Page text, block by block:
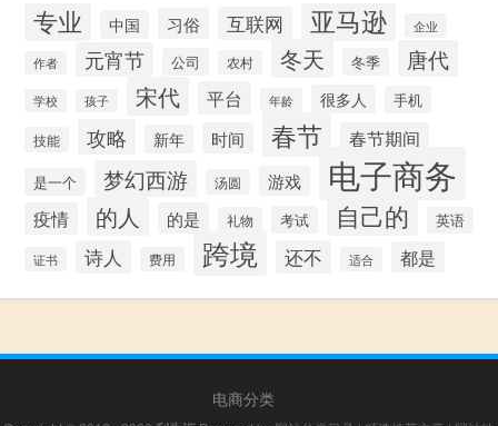
专业 中国 习俗 互联网 亚马逊 企业
作者 元宵节 公司 农村 冬天 冬季 唐代
学校 孩子 宋代 平台 年龄 很多人 手机
技能 攻略 新年 时间 春节 春节期间
是一个 梦幻西游 汤圆 游戏 电子商务
疫情 的人 的是 礼物 考试 自己的 英语
证书 诗人 费用 跨境 还不 适合 都是
电商分类